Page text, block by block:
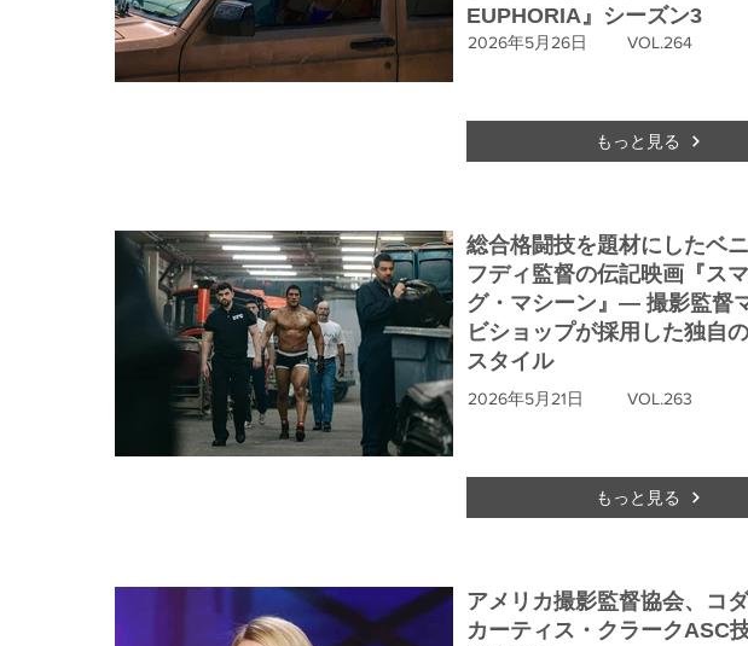
EUPHORIA』シーズン3
2026年5月26日 VOL.264
もっと見る
総合格闘技を題材にしたベ
フディ監督の伝記映画『ス
グ・マシーン』― 撮影監督
ビショップが採用した独自
スタイル
2026年5月21日 VOL.263
もっと見る
アメリカ撮影監督協会、コ
カーティス・クラークASC